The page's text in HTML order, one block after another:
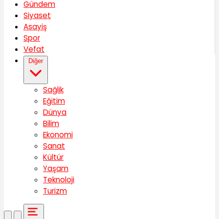
Gündem
Siyaset
Asayiş
Spor
Vefat
Diğer
Sağlik
Eğitim
Dünya
Bilim
Ekonomi
Sanat
Kültür
Yaşam
Teknoloji
Turizm